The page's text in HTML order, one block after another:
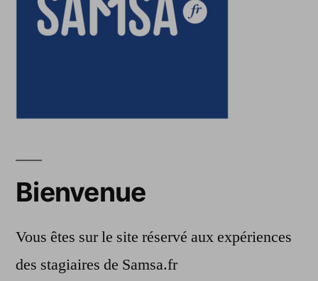
Bienvenue
Vous êtes sur le site réservé aux expériences
des stagiaires de Samsa.fr